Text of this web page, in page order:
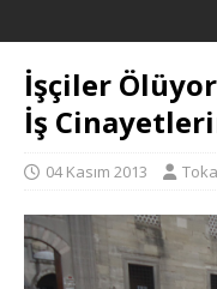
İşçiler
İş
04 Kasım 2013